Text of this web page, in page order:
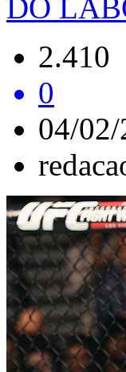
DO
2.410
0
04/